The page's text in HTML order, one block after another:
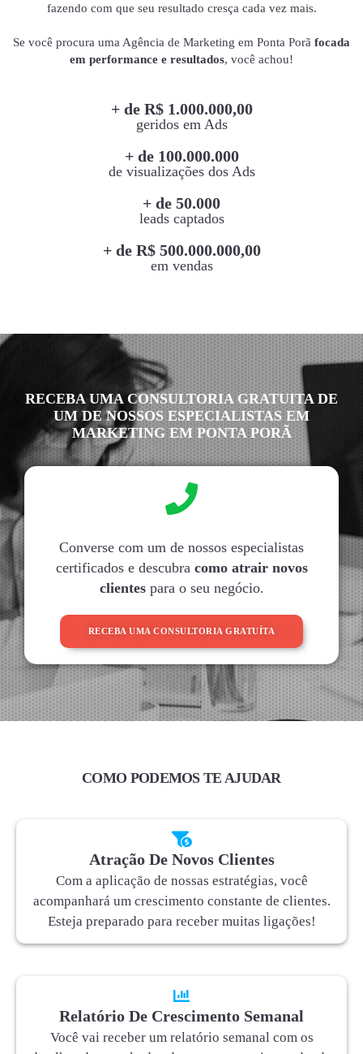
fazendo com que seu resultado cresça cada vez mais.
Se você procura uma Agência de Marketing em Ponta Porã focada
em performance e resultados, você achou!
+ de R$ 1.000.000,00
geridos em Ads
+ de 100.000.000
de visualizações dos Ads
+ de 50.000
leads captados
+ de R$ 500.000.000,00
em vendas
RECEBA UMA CONSULTORIA GRATUITA DE
UM DE NOSSOS ESPECIALISTAS EM
MARKETING EM PONTA PORÃ
Converse com um de nossos especialistas
certificados e descubra como atrair novos
clientespara o seu negócio.
RECEBA UMA CONSULTORIA GRATUÍTA
COMO PODEMOS TE AJUDAR
Atração De Novos Clientes
Com a aplicação de nossas estratégias, você
acompanhará um crescimento constante de clientes.
Esteja preparado para receber muitas ligações!
Relatório De Crescimento Semanal
Você vai receber um relatório semanal com os